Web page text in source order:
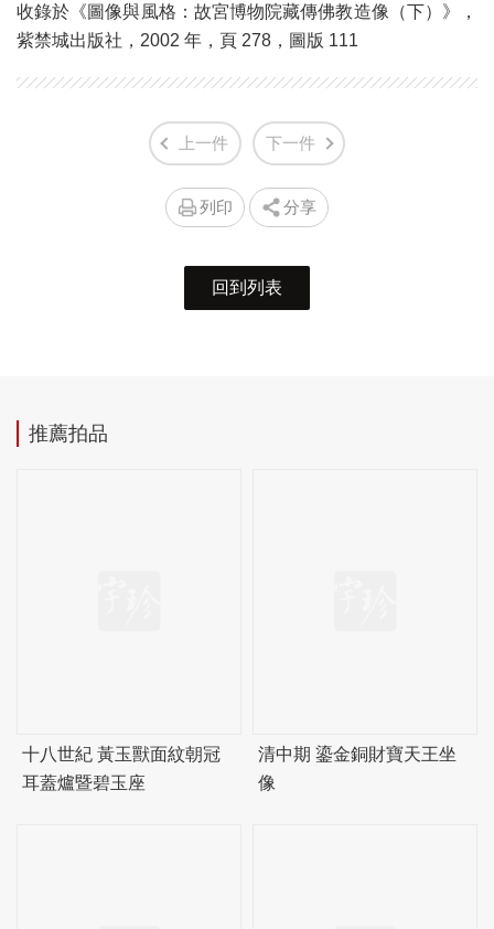
收錄於《圖像與風格：故宮博物院藏傳佛教造像（下）》，
紫禁城出版社，2002 年，頁 278，圖版 111
上一件 下一件
列印 分享
回到列表
推薦拍品
十八世紀 黃玉獸面紋朝冠
耳蓋爐暨碧玉座
清中期 鎏金銅財寶天王坐
像